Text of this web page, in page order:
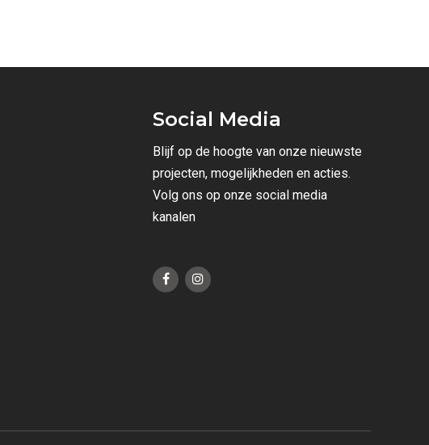
Social Media
Blijf op de hoogte van onze nieuwste
projecten, mogelijkheden en acties.
Volg ons op onze social media
kanalen